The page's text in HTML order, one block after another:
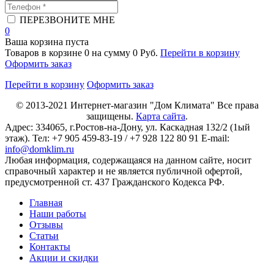
ПЕРЕЗВОНИТЕ МНЕ
0
Ваша корзина пуста
Товаров в корзине 0 на сумму 0 Руб. Перейти в корзину
Оформить заказ
Перейти в корзину Оформить заказ
© 2013-2021 Интернет-магазин "Дом Климата" Все права
защищены. Карта сайта.
Адрес: 334065, г.Ростов-на-Дону, ул. Каскадная 132/2 (1ый
этаж). Тел: +7 905 459-83-19 / +7 928 122 80 91 E-mail:
info@domklim.ru
Любая информация, содержащаяся на данном сайте, носит
справочный характер и не является публичной офертой,
предусмотренной ст. 437 Гражданского Кодекса РФ.
Главная
Наши работы
Отзывы
Статьи
Контакты
Акции и скидки